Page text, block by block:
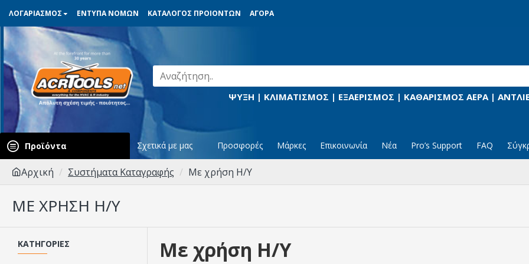
ΛΟΓΑΡΙΑΣΜΟΣ ΕΝΤΥΠΑ ΝΟΜΩΝ ΚΑΤΑΛΟΓΟΣ ΠΡΟΙΟΝΤΩΝ ΑΓΟΡΑ
ΨΥΞΗ | ΚΛΙΜΑΤΙΣΜΟΣ | ΕΞΑΕΡΙΣΜΟΣ | ΚΑΘΑΡΙΣΜΟΣ ΑΕΡΑ |
Προϊόντα Σχετικά με μας Προσφορές Μάρκες Επικοινωνία Νέα Pro’s Support FAQ
Αρχική Συστήματα Καταγραφής Με χρήση Η/Υ
ΜΕ ΧΡΉΣΗ Η/Υ
ΚΑΤΗΓΟΡΊΕΣ Με χρήση Η/Υ